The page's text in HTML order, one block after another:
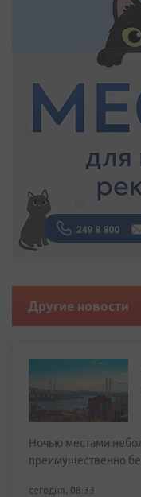
Другие новости
Ночью местами
преимущественно
сегодня, 08:33